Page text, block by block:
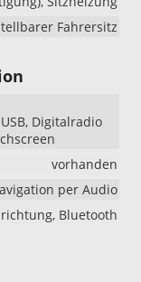
Fahrersitz
Digitalradio
vorhanden
per Audio
Bluetooth